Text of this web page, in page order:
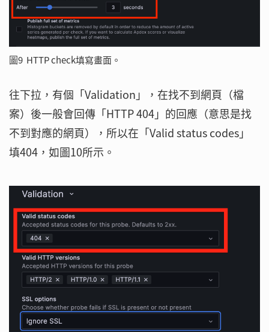
圖9 HTTP check填寫畫面。
往下拉，有個「Validation」，在找不到網頁（檔
案）後一般會回傳「HTTP 404」的回應（意思是找
不到對應的網頁），所以在「Valid status codes」
填404，如圖10所示。